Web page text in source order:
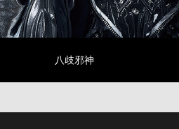
八歧邪神